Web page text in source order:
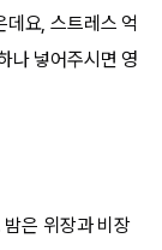
요, 스트레스 억
나 넣어주시면 영
은 위장과 비장